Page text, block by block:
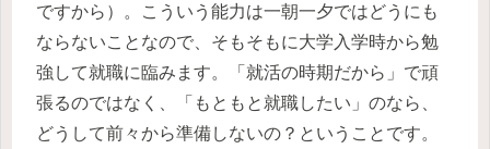
ですから）。こういう能力は一朝一夕ではどうにも
ならないことなので、そもそもに大学入学時から勉
強して就職に臨みます。「就活の時期だから」で頑
張るのではなく、「もともと就職したい」のなら、
どうして前々から準備しないの？ということです。